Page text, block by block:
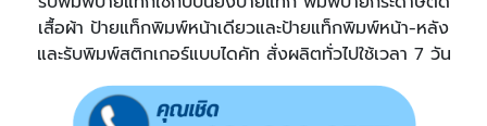
เสื้อผ้า ป้ายแท็กพิมพ์หน้าเดียวและป้ายแท็กพิมพ์หน้า-หลัง
และรับพิมพ์สติกเกอร์แบบไดคัท สั่งผลิตทั่วไปใช้เวลา 7 วัน